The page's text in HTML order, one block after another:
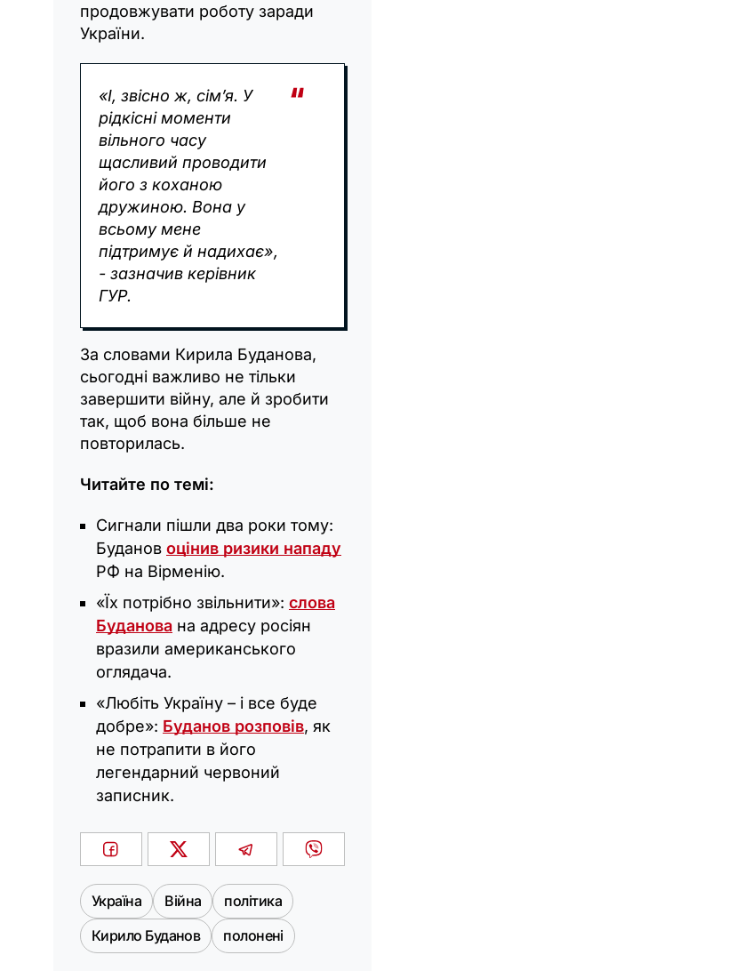
продовжувати роботу заради
України.
«І, звісно ж, сім’я. У
рідкісні моменти
вільного часу
щасливий проводити
його з коханою
дружиною. Вона у
всьому мене
підтримує й надихає»,
- зазначив керівник
ГУР.
За словами Кирила Буданова,
сьогодні важливо не тільки
завершити війну, але й зробити
так, щоб вона більше не
повторилась.
Читайте по темі:
Сигнали пішли два роки тому:
Буданов оцінив ризики нападу
РФ на Вірменію.
«Їх потрібно звільнити»: слова
Буданова на адресу росіян
вразили американського
оглядача.
«Любіть Україну – і все буде
добре»: Буданов розповів, як
не потрапити в його
легендарний червоний
записник.
Україна Війна
політика
Кирило Буданов
полонені